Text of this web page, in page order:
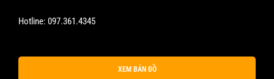
Hotline: 097.361.4345
XEM BẢN ĐỒ